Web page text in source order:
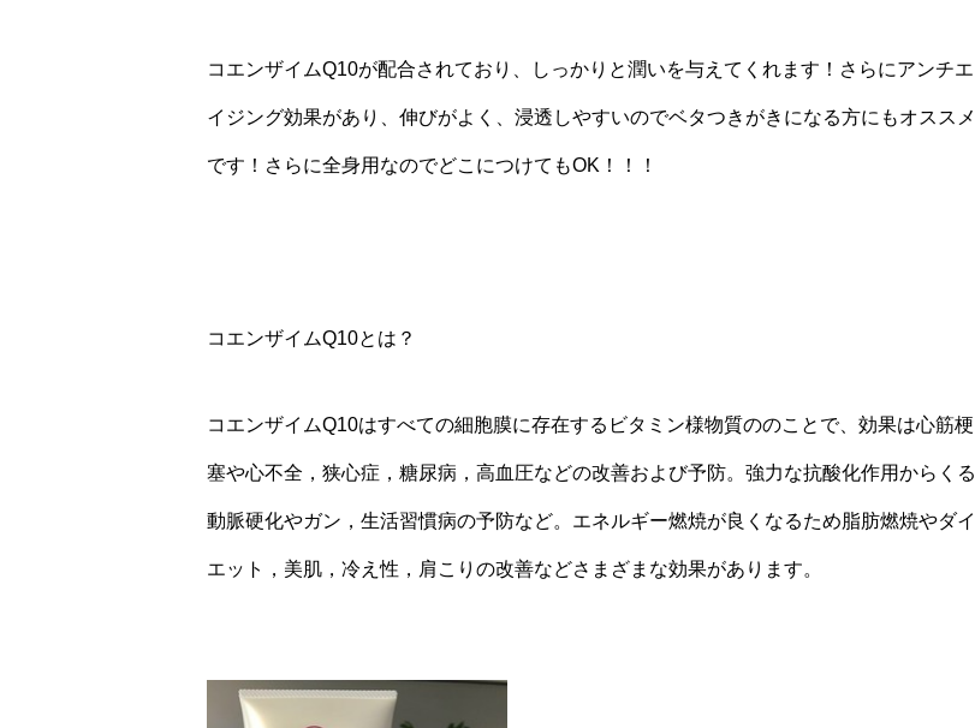
コエンザイムQ10が配合されており、しっかりと潤いを与えてくれます！さらにアンチエ
イジング効果があり、伸びがよく、浸透しやすいのでベタつきがきになる方にもオススメ
です！さらに全身用なのでどこにつけてもOK！！！
コエンザイムQ10とは？
コエンザイムQ10はすべての細胞膜に存在するビタミン様物質ののことで、効果は心筋梗
塞や心不全，狭心症，糖尿病，高血圧などの改善および予防。強力な抗酸化作用からくる
動脈硬化やガン，生活習慣病の予防など。エネルギー燃焼が良くなるため脂肪燃焼やダイ
エット，美肌，冷え性，肩こりの改善などさまざまな効果があります。